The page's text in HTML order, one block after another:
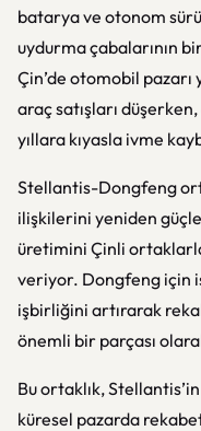
batarya ve otonom
uydurma çabalarının
Çin’de otomobil
araç satışları
yıllara kıyasla ivme
Stellantis-Dongfeng
ilişkilerini yeniden
üretimini Çinli
veriyor. Dongfeng için
işbirliğini artırarak
önemli bir parçası
Bu ortaklık,
küresel pazarda